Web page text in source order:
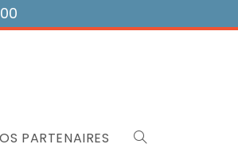
PARTENAIRES Toggle